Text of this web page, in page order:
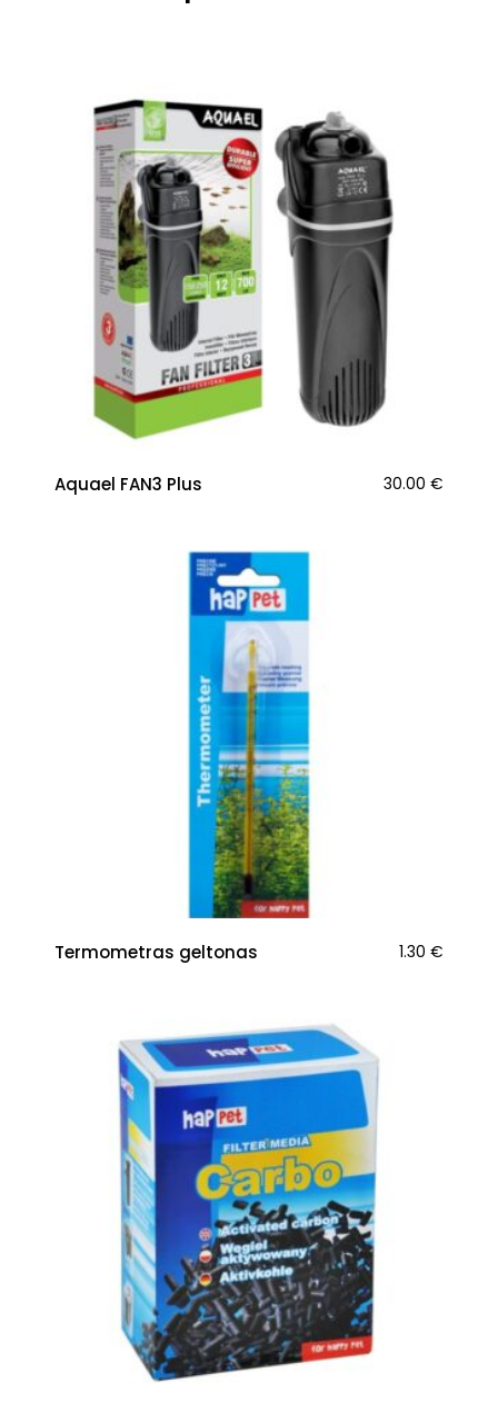
Aquael FAN3 Plus 30.00 €
Termometras geltonas 1.30 €